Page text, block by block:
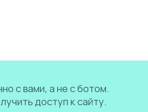
с вами, а не с ботом.
доступ к сайту.